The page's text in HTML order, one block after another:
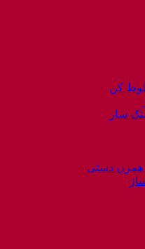
کن
ساز
همزن دستی